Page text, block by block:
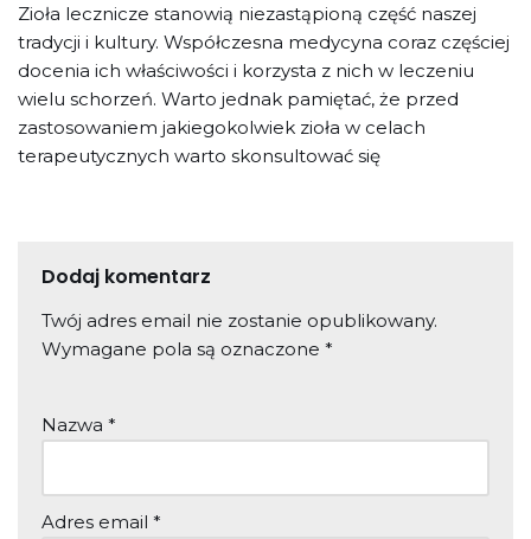
Zioła lecznicze stanowią niezastąpioną część naszej
tradycji i kultury. Współczesna medycyna coraz częściej
docenia ich właściwości i korzysta z nich w leczeniu
wielu schorzeń. Warto jednak pamiętać, że przed
zastosowaniem jakiegokolwiek zioła w celach
terapeutycznych warto skonsultować się
Dodaj komentarz
Twój adres email nie zostanie opublikowany.
Wymagane pola są oznaczone *
Nazwa *
Adres email *